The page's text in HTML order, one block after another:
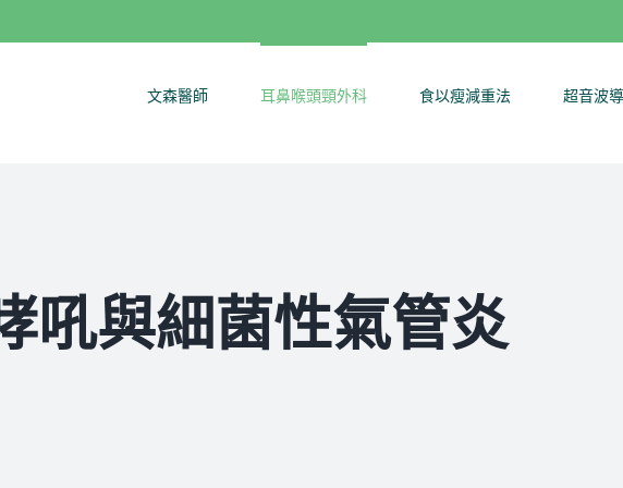
文森醫師 耳鼻喉頭頸外科 食以瘦減重法 超音波
吼與細菌性氣管炎